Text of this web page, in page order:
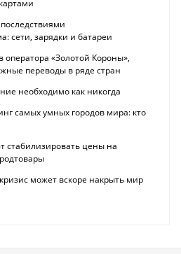
последствиями
сети, зарядки и батареи
оператора «Золотой Короны»,
переводы в ряде стран
необходимо как никогда
самых умных городов мира: кто
стабилизировать цены на
может вскоре накрыть мир